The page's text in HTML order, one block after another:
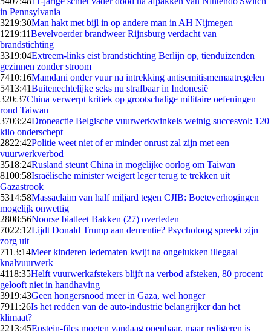
in Pennsylvania
3219:30Man hakt met bijl in op andere man in AH Nijmegen
1219:11Bevelvoerder brandweer Rijnsburg verdacht van
brandstichting
3319:04Extreem-links eist brandstichting Berlijn op, tienduizenden
gezinnen zonder stroom
7410:16Mamdani onder vuur na intrekking antisemitismemaatregelen
5413:41Buitenechtelijke seks nu strafbaar in Indonesië
320:37China verwerpt kritiek op grootschalige militaire oefeningen
rond Taiwan
3703:24Droneactie Belgische vuurwerkwinkels weinig succesvol: 120
kilo onderschept
2822:42Politie weet niet of er minder onrust zal zijn met een
vuurwerkverbod
3518:24Rusland steunt China in mogelijke oorlog om Taiwan
8100:58Israëlische minister weigert leger terug te trekken uit
Gazastrook
5314:58Massaclaim van half miljard tegen CJIB: Boeteverhogingen
mogelijk onwettig
2808:56Noorse biatleet Bakken (27) overleden
7022:12Lijdt Donald Trump aan dementie? Psycholoog spreekt zijn
zorg uit
7113:14Meer kinderen ledematen kwijt na ongelukken illegaal
knalvuurwerk
4118:35Helft vuurwerkafstekers blijft na verbod afsteken, 80 procent
gelooft niet in handhaving
3919:43Geen hongersnood meer in Gaza, wel honger
7911:26Is het redden van de auto-industrie belangrijker dan het
klimaat?
2213:45Epstein-files moeten vandaag openbaar, maar redigeren is